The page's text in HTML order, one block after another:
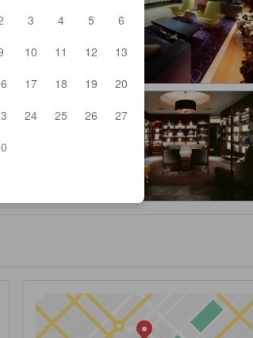
3 4 5
6
10 11 12
13
17 18 19
20
24 25 26
27